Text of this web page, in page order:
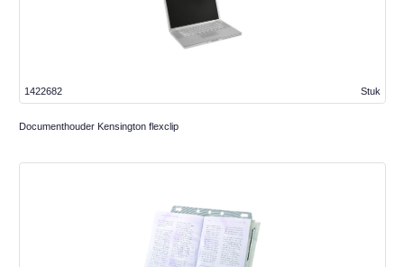
Stuk
1422682
Documenthouder Kensington flexclip